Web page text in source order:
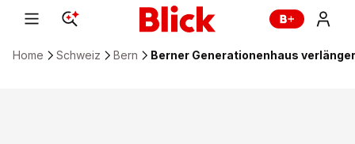
Home Schweiz Bern Berner Generationenhaus